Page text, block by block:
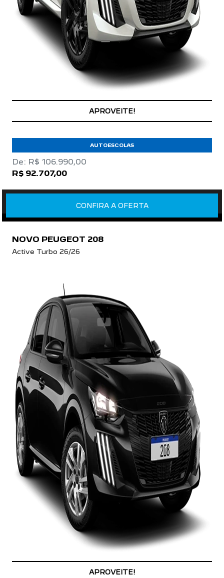
APROVEITE!
AUTOESCOLAS
De: R$ 106.990,00
R$ 92.707,00
CONFIRA A OFERTA
NOVO PEUGEOT 208
Active Turbo 26/26
APROVEITE!